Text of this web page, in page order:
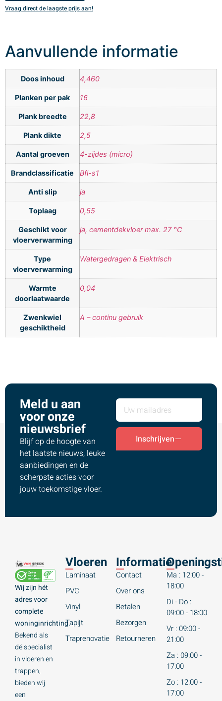
Vraag direct de laagste prijs aan!
Aanvullende informatie
Doos inhoud 4,460
Planken per pak 16
Plank breedte 22,8
Plank dikte 2,5
Aantal groeven 4-zijdes (micro)
Brandclassificatie Bfl-s1
Anti slip ja
Toplaag 0,55
Geschikt voor
vloerverwarming
ja, cementdekvloer max. 27 °C
Type
vloerverwarming
Watergedragen & Elektrisch
Warmte
doorlaatwaarde
0,04
Zwenkwiel
geschiktheid
A – continu gebruik
Meld u aan
voor onze
nieuwsbrief
Blijf op de hoogte van
het laatste nieuws, leuke
aanbiedingen en de
scherpste acties voor
jouw toekomstige vloer.
Inschrijven
Wij zijn hét
adres voor
complete
woninginrichting.
Bekend als
dé specialist
in vloeren en
trappen,
bieden wij
een
Vloeren
Laminaat
PVC
Vinyl
Tapijt
Traprenovatie
Informatie
Contact
Over ons
Betalen
Bezorgen
Retourneren
Ma : 12:00 -
18:00
Di - Do :
09:00 - 18:00
Vr : 09:00 -
21:00
Za : 09:00 -
17:00
Zo : 12:00 -
17:00